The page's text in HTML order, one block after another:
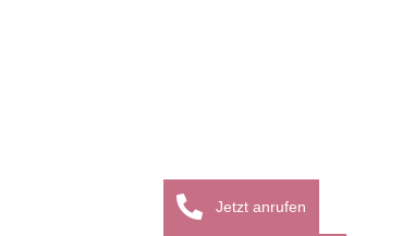
Jetzt anrufen